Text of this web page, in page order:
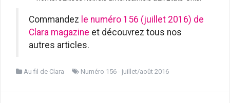
Commandez le numéro 156 (juillet 2016) de
Clara magazine et découvrez tous nos
autres articles.
Au fil de Clara Numéro 156 - juillet/août 2016